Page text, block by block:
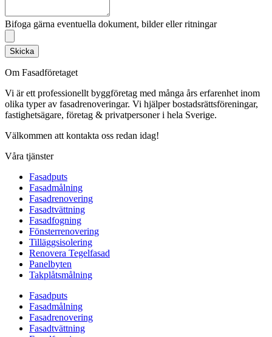
Bifoga gärna eventuella dokument, bilder eller ritningar
Skicka
Om Fasadföretaget
Vi är ett professionellt byggföretag med många års erfarenhet inom
olika typer av fasadrenoveringar. Vi hjälper bostadsrättsföreningar,
fastighetsägare, företag & privatpersoner i hela Sverige.
Välkommen att kontakta oss redan idag!
Våra tjänster
Fasadputs
Fasadmålning
Fasadrenovering
Fasadtvättning
Fasadfogning
Fönsterrenovering
Tilläggsisolering
Renovera Tegelfasad
Panelbyten
Takplåtsmålning
Fasadputs
Fasadmålning
Fasadrenovering
Fasadtvättning